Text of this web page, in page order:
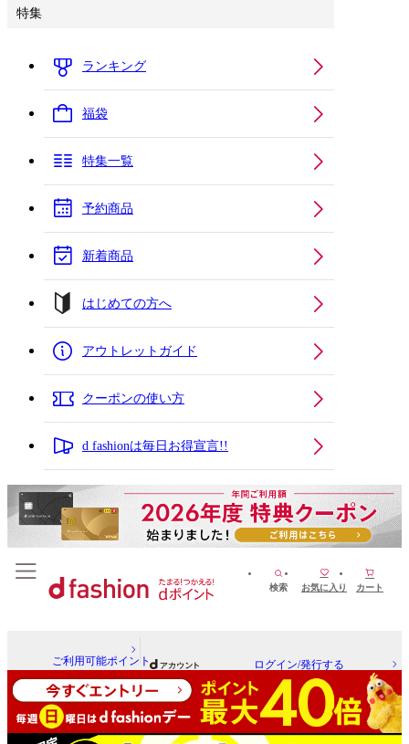
特集
ランキング
福袋
特集一覧
予約商品
新着商品
はじめての方へ
アウトレットガイド
クーポンの使い方
d fashionは毎日お得宣言!!
検索 お気に入り カート
ご利用可能ポイント ログイン/発行する